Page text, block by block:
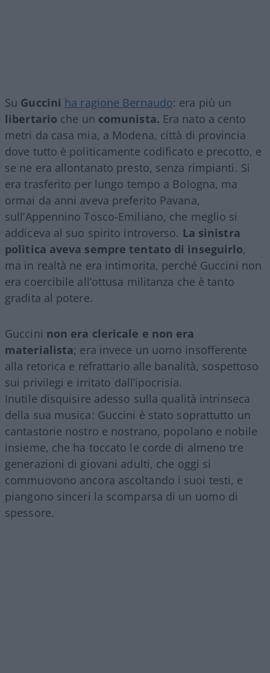
Su Guccini ha ragione Bernaudo: era più un
libertario che un comunista. Era nato a cento
metri da casa mia, a Modena, città di provincia
dove tutto è politicamente codificato e precotto, e
se ne era allontanato presto, senza rimpianti. Si
era trasferito per lungo tempo a Bologna, ma
ormai da anni aveva preferito Pavana,
sull’Appennino Tosco-Emiliano, che meglio si
addiceva al suo spirito introverso. La sinistra
politica aveva sempre tentato di inseguirlo,
ma in realtà ne era intimorita, perché Guccini non
era coercibile all’ottusa militanza che è tanto
gradita al potere.
Guccini non era clericale e non era
materialista; era invece un uomo insofferente
alla retorica e refrattario alle banalità, sospettoso
sui privilegi e irritato dall’ipocrisia.
Inutile disquisire adesso sulla qualità intrinseca
della sua musica: Guccini è stato soprattutto un
cantastorie nostro e nostrano, popolano e nobile
insieme, che ha toccato le corde di almeno tre
generazioni di giovani adulti, che oggi si
commuovono ancora ascoltando i suoi testi, e
piangono sinceri la scomparsa di un uomo di
spessore.